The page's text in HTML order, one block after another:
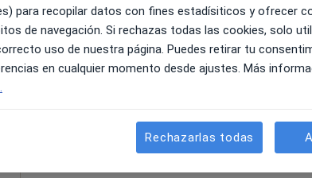
La reserva de cita online no está
Pedir una cita
para recopilar datos con fines estadísiticos y ofrecer
de navegación. Si rechazas todas las cookies, solo
uso de nuestra página. Puedes retirar tu
en cualquier momento desde ajustes. Más
Rechazarlas todas